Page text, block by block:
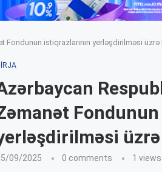
Fondunun istiqrazlarının yerləşdirilməsi
Fondunun
09/2025 0 comments 1 views